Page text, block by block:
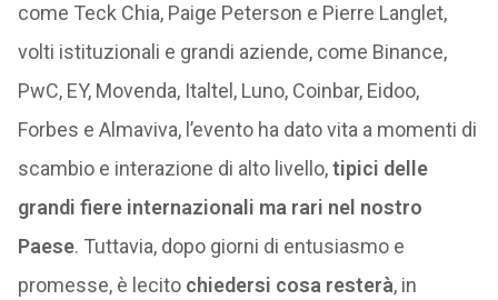
come Teck Chia, Paige Peterson e Pierre Langlet,
volti istituzionali e grandi aziende, come Binance,
PwC, EY, Movenda, Italtel, Luno, Coinbar, Eidoo,
Forbes e Almaviva, l’evento ha dato vita a momenti di
scambio e interazione di alto livello,tipici delle
grandi fiere internazionali ma rari nel nostro
Paese. Tuttavia, dopo giorni di entusiasmo e
promesse, è lecito chiedersi cosa resterà, in